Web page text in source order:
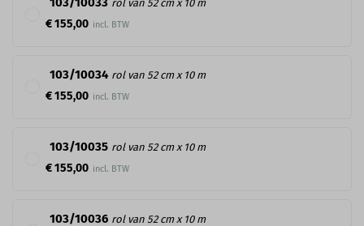
rol van 52 cm x 10 m
€ 155,00
103/10034 rol van 52 cm x 10 m
€ 155,00
103/10035 rol van 52 cm x 10 m
€ 155,00
103/10036 rol van 52 cm x 10 m